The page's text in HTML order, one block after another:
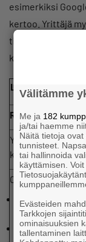
esimerkiksi
kertoo. Yrittäjä
tiimoilta olisi
kasvattaa.
Lapin Yrittäjien
Rovaniemellä
Yrittäjän
Ohjelma:
Yrittäjän
meille taloon.”
Yrittäjätarinan
Välitämme
Me ja 182
ja/tai haemme
Näitä tietoja
tunnisteet.
tai hallinnoida
käyttämisen.
Evästeiden
Tarkkojen
ominaisuuksien
tallentaminen